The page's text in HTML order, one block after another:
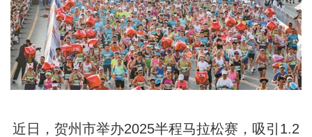
近日，贺州市举办2025半程马拉松赛，吸引1.2